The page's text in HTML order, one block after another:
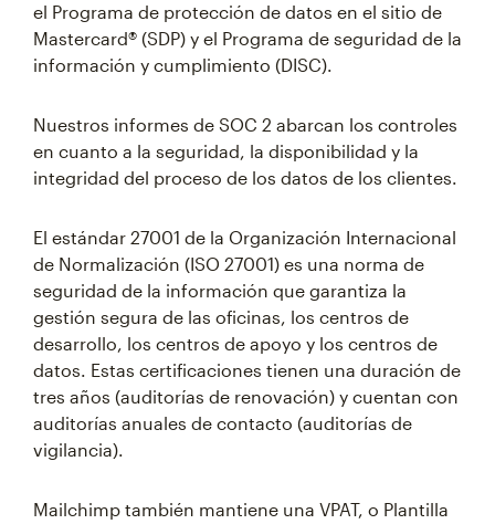
el Programa de protección de datos en el sitio de
Mastercard® (SDP) y el Programa de seguridad de la
información y cumplimiento (DISC).
Nuestros informes de SOC 2 abarcan los controles
en cuanto a la seguridad, la disponibilidad y la
integridad del proceso de los datos de los clientes.
El estándar 27001 de la Organización Internacional
de Normalización (ISO 27001) es una norma de
seguridad de la información que garantiza la
gestión segura de las oficinas, los centros de
desarrollo, los centros de apoyo y los centros de
datos. Estas certificaciones tienen una duración de
tres años (auditorías de renovación) y cuentan con
auditorías anuales de contacto (auditorías de
vigilancia).
Mailchimp también mantiene una VPAT, o Plantilla